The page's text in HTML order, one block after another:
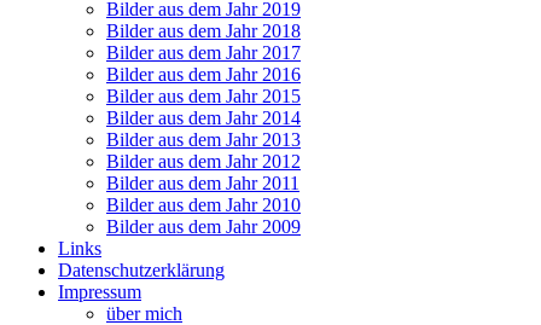
Bilder aus dem Jahr 2019
Bilder aus dem Jahr 2018
Bilder aus dem Jahr 2017
Bilder aus dem Jahr 2016
Bilder aus dem Jahr 2015
Bilder aus dem Jahr 2014
Bilder aus dem Jahr 2013
Bilder aus dem Jahr 2012
Bilder aus dem Jahr 2011
Bilder aus dem Jahr 2010
Bilder aus dem Jahr 2009
Links
Datenschutzerklärung
Impressum
über mich